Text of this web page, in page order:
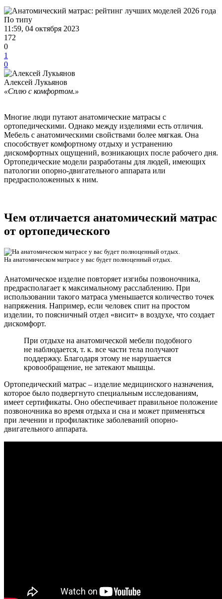
По типу
11:59, 04 октября 2023
172
0
1
0
Алексей Лукьянов
«Сплю с комфортом.»
Многие люди путают анатомические матрасы с
ортопедическими. Однако между изделиями есть отличия.
Мебель с анатомическими свойствами более мягкая. Она
способствует комфортному отдыху и устранению
дискомфортных ощущений, возникающих после рабочего дня.
Ортопедические модели разработаны для людей, имеющих
патологии опорно-двигательного аппарата или
предрасположенных к ним.
Чем отличается анатомический матрас
от ортопедического
На анатомическом матрасе у вас будет полноценный отдых.
Анатомическое изделие повторяет изгибы позвоночника,
предрасполагает к максимальному расслаблению. При
использовании такого матраса уменьшается количество точек
напряжения. Например, если человек спит на простом
изделии, то поясничный отдел «висит» в воздухе, что создает
дискомфорт.
При отдыхе на анатомической мебели подобного
не наблюдается, т. к. все части тела получают
поддержку. Благодаря этому не нарушается
кровообращение, не затекают мышцы.
Ортопедический матрас – изделие медицинского назначения,
которое было подвергнуто специальным исследованиям,
имеет сертификаты. Оно обеспечивает правильное положение
позвоночника во время отдыха и сна и может применяться
при лечении и профилактике заболеваний опорно-
двигательного аппарата.